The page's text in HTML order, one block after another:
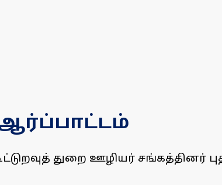
துறை ஊழியர் சங்கத்தினர்